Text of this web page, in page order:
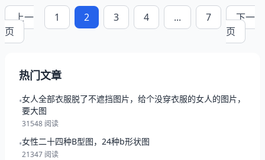
上一
页
1 2 3 4 ... 7
下一
页
热门文章
•女人全部衣服脱了不遮挡图片，给个没穿衣服的女人的图片，
要大图
31548 阅读
•女性二十四种B型图，24种b形状图
21347 阅读